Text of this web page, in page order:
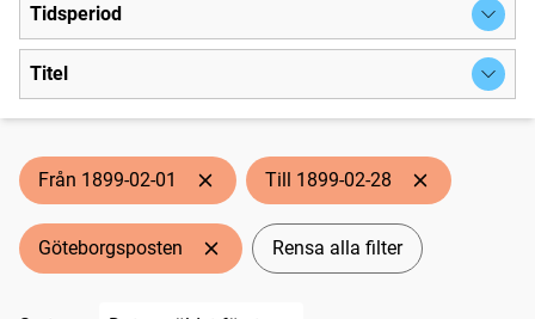
Tidsperiod
Titel
Från 1899-02-01 Till 1899-02-28
Göteborgsposten Rensa alla filter